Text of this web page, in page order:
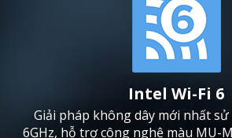
Intel Wi-Fi 6
Giải pháp không dây mới nhất
6GHz, hỗ trợ công nghệ màu MU-